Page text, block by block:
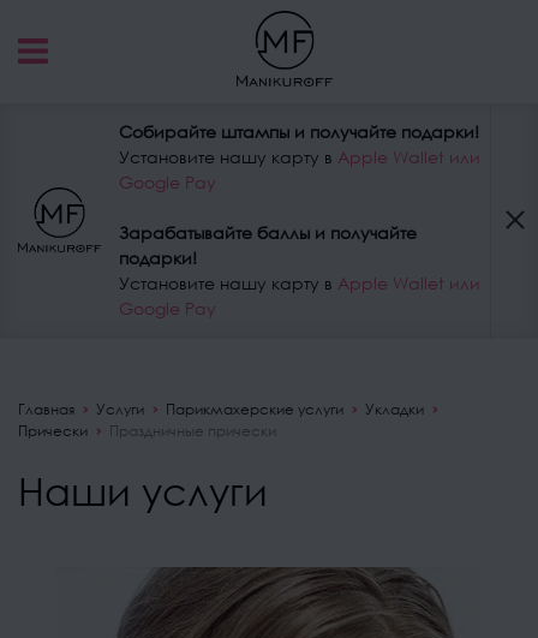
Собирайте штампы и получайте подарки!
Установите нашу карту в Apple Wallet или
Google Pay
Зарабатывайте баллы и получайте
подарки!
Установите нашу карту в Apple Wallet или
Google Pay
Главная Услуги Парикмахерские услуги
Укладки
Прически
Праздничные прически
Наши услуги